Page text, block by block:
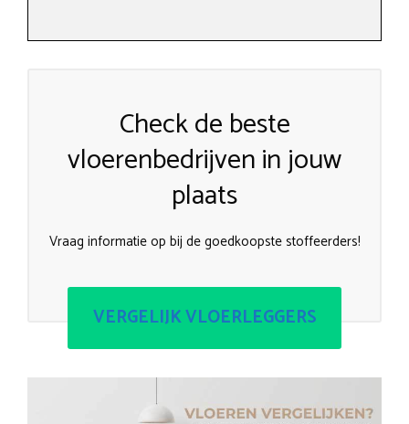
Check de beste
vloerenbedrijven in jouw
plaats
Vraag informatie op bij de goedkoopste stoffeerders!
VERGELIJK VLOERLEGGERS